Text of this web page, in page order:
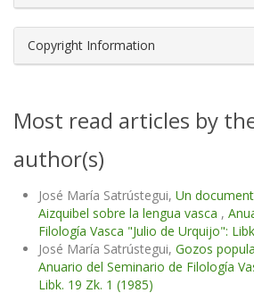
Copyright Information
Most read articles by
author(s)
José María Satrústegui, Un
Aizquibel sobre la lengua vasca ,
Filología Vasca "Julio de Urquijo":
José María Satrústegui, Gozos
Anuario del Seminario de Filología
Libk. 19 Zk. 1 (1985)